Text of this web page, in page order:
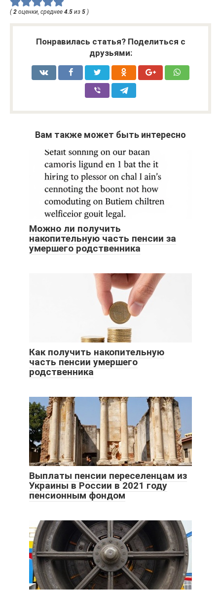
( 2 оценки, среднее 4.5 из 5 )
Понравилась статья? Поделиться с
друзьями:
Вам также может быть интересно
Можно ли получить
накопительную часть пенсии за
умершего родственника
Как получить накопительную
часть пенсии умершего
родственника
Выплаты пенсии переселенцам из
Украины в России в 2021 году
пенсионным фондом